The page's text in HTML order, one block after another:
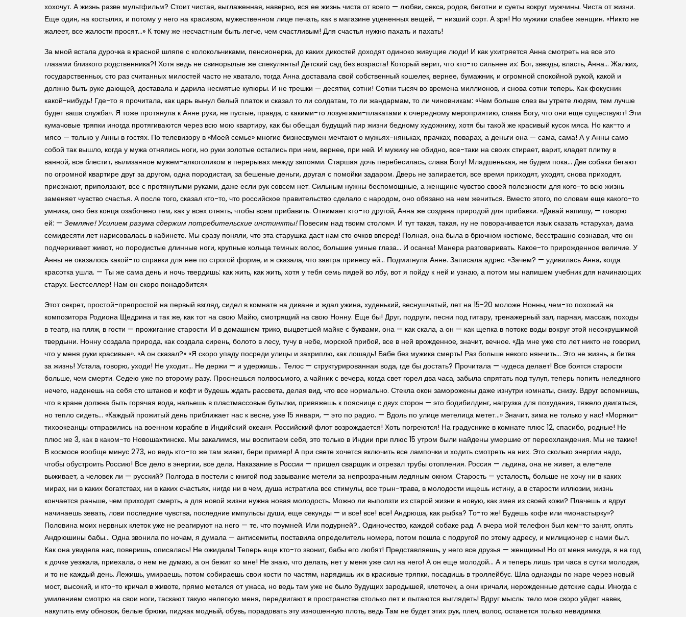
хохочут. А жизнь разве мультфильм? Стоит чистая, выглаженная, наверно, вся ее жизнь чиста от всего — любви, секса, родов, беготни и суеты вокруг мужчины. Чиста от жизни.
Еще один, на костылях, и потому у него на красивом, мужественном лице печать, как в магазине уцененных вещей, — низший сорт. А зря! Но мужики слабее женщин. «Никто не
жалеет, все жалости просят…» К тому же несчастным быть легче, чем счастливым! Для счастья нужно пахать и пахать!
За мной встала дурочка в красной шляпе с колокольчиками, пенсионерка, до каких дикостей доходят одиноко живущие люди! И как ухитряется Анна смотреть на все это
глазами близкого родственника?! Хотя ведь не свинорылые же спекулянты! Детский сад без возраста! Который верит, что кто-то сильнее их: Бог, звезды, власть, Анна… Жалких,
государственных, сто раз считанных милостей часто не хватало, тогда Анна доставала свой собственный кошелек, вернее, бумажник, и огромной спокойной рукой, какой и
должно быть руке дающей, доставала и дарила несмятые купюры. И не трешки — десятки, сотни! Сотни тысяч во времена миллионов, и снова сотни теперь. Как фокусник
какой-нибудь! Где-то я прочитала, как царь вынул белый платок и сказал то ли солдатам, то ли жандармам, то ли чиновникам: «Чем больше слез вы утрете людям, тем лучше
будет ваша служба». Я тоже протянула к Анне руки, не пустые, правда, с какими-то лозунгами-плакатами к очередному мероприятию, слава Богу, что они еще существуют! Эти
кумачовые тряпки иногда протягиваются через всю мою квартиру, как бы обещая будущий пир жизни бедному художнику, хотя бы такой же красивый кусок мяса. Но как-то и
мясо — только у Анны в гостях. По телевизору в «Моей семье» многие бизнесвумен мечтают о мужьях-няньках, прачках, поварах, а деньги она — сама, сама! А у Анны само
собой так вышло, когда у мужа отнялись ноги, но руки золотые остались при нем, вернее, при ней. И мужику не обидно, все-таки на своих стирает, варит, кладет плитку в
ванной, все блестит, вылизанное мужем-алкоголиком в перерывах между запоями. Старшая дочь перебесилась, слава Богу! Младшенькая, не будем пока… Две собаки бегают
по огромной квартире друг за другом, одна породистая, за бешеные деньги, другая с помойки задаром. Дверь не запирается, все время приходят, уходят, снова приходят,
приезжают, приползают, все с протянутыми руками, даже если рук совсем нет. Сильным нужны беспомощные, а женщине чувство своей полезности для кого-то всю жизнь
заменяет чувство счастья. А после того, сказал кто-то, что российское правительство сделало с народом, оно обязано на нем жениться. Вместо этого, по словам еще какого-то
умника, оно без конца озабочено тем, как у всех отнять, чтобы всем прибавить. Отнимает кто-то другой, Анна же создана природой для прибавки. «Давай напишу, — говорю
ей: — Земляне! Усилием разума сдержим потребительские инстинкты! Повесим над твоим столом». И тут такая, такая, ну не поворачивается язык сказать «старуха», дама
семидесяти лет нарисовалась в кабинете. Мы сразу поняли, что эта старушка даст нам сто очков вперед! Полная, она была в брючном костюме, бесстрашно сознавая, что он
подчеркивает живот, но породистые длинные ноги, крупные кольца темных волос, большие умные глаза… И осанка! Манера разговаривать. Какое-то прирожденное величие. У
Анны не оказалось какой-то справки для нее по строгой форме, и я сказала, что завтра принесу ей… Подмигнула Анне. Записала адрес. «Зачем? — удивилась Анна, когда
красотка ушла. — Ты же сама день и ночь твердишь: как жить, как жить, хотя у тебя семь пядей во лбу, вот я пойду к ней и узнаю, а потом мы напишем учебник для начинающих
старух. Бестселлер! Нам он скоро понадобится».
Этот секрет, простой-препростой на первый взгляд, сидел в комнате на диване и ждал ужина, худенький, веснушчатый, лет на 15-20 моложе Нонны, чем-то похожий на
композитора Родиона Щедрина и так же, как тот на свою Майю, смотрящий на свою Нонну. Еще бы! Друг, подруги, песни под гитару, тренажерный зал, парная, массаж, походы
в театр, на пляж, в гости — прожигание старости. И в домашнем трико, выцветшей майке с буквами, она — как скала, а он — как щепка в потоке воды во­круг этой несокрушимой
твердыни. Нонну создала природа, как создала сирень, болото в лесу, тучу в небе, морской прибой, все в ней врожденное, значит, вечное. «Да мне уже сто лет никто не говорил,
что у меня руки красивые». «А он сказал?» «Я скоро упаду посреди улицы и захриплю, как лошадь! Бабе без мужика смерть! Раз больше некого нянчить… Это не жизнь, а битва
за жизнь! Устала, говорю, уходи! Не уходит… Не держи — и удержишь… Телос — структурированная вода, где бы достать? Прочитала — чудеса делает! Все боятся старости
больше, чем смерти. Седею уже по второму разу. Проснешься полвосьмого, а чайник с вечера, когда свет горел два часа, забыла спрятать под тулуп, теперь попить неледяного
нечего, наденешь на себя сто штанов и кофт и будешь ждать рассвета, делая вид, что все нормально. Стекла окон заморожены даже изнутри комнаты, снизу. Вдруг вспомнишь,
что в кране должна быть горячая вода, нальешь в пластмассовые бутылки, привяжешь к пояснице с двух сторон — это бодибилдинг, нагрузка для похудания, тяжело двигаться,
но тепло сидеть… «Каждый прожитый день приближает нас к весне, уже 15 января, — это по радио. — Вдоль по улице метелица метет…» Значит, зима не только у нас! «Моряки-
тихоокеанцы отправились на военном корабле в Индийский океан». Российский флот возрождается! Хоть погреются! На градуснике в комнате плюс 12, спасибо, родные! Не
плюс же 3, как в каком-то Новошахтинске. Мы закалимся, мы воспитаем себя, это только в Индии при плюс 15 утром были найдены умершие от переохлаждения. Мы не такие!
В космосе вообще минус 273, но ведь кто-то же там живет, бери пример! А при свете хочется включить все лампочки и ходить смотреть на них. Это сколько энергии надо,
чтобы обустроить Россию! Все дело в энергии, все дела. Наказание в России — пришел сварщик и отрезал трубы отопления. Россия — льдина, она не живет, а еле-еле
выживает, а человек ли — русский? Полгода в постели с книгой под завывание метели за непрозрачным ледяным окном. Старость — усталость, больше не хочу ни в каких
мирах, ни в каких богатствах, ни в каких счастьях, нигде ни в чем, душа истратила все стимулы, все трын-трава, в молодости ищешь истину, а в старости иллюзии, жизнь
кончается раньше, чем приходит смерть, а для новой жизни нужна новая молодость. Можно ли выползти из старой жизни в новую, как змея из своей кожи? Плачешь и вдруг
начинаешь зевать, лови последние чувства, последние импульсы души, еще секунды — и все! все! все! Андрюша, как рыбка? То-то же! Будешь кофе или «монастырку»?
Половина моих нервных клеток уже не реагируют на него — те, что поумней. Или подурней?.. Одиночество, каждой собаке рад. А вчера мой телефон был кем-то занят, опять
Андрюшины бабы… Одна звонила по ночам, я думала — антисемиты, поставила определитель номера, потом пошла с подругой по этому адресу, и милиционер с нами был.
Как она увидела нас, поверишь, описалась! Не ожидала! Теперь еще кто-то звонит, бабы его любят! Представляешь, у него все друзья — женщины! Но от меня никуда, я на год
к дочке уезжала, приехала, о нем не думаю, а он бежит ко мне! Не знаю, что делать, нет у меня уже сил на него! А он еще молодой… А я теперь лишь три часа в сутки молодая,
и то не каждый день. Лежишь, умираешь, потом собираешь свои кости по частям, нарядишь их в красивые тряпки, посадишь в троллейбус. Шла однажды по жаре через новый
мост, высокий, и кто-то кричал в животе, прямо метался от ужаса, но ведь там уже не было будущих зародышей, клеточек, а они кричали, нерожденные детские сады. Иногда с
умилением смотрю на свои ноги, таскают такую нелегкую меня, передвигают в пространстве столько лет и пытаются выглядеть! Вдруг мысль: тело мое скоро уйдет навек,
накупить ему обновок, белые брюки, пиджак модный, обувь, порадовать эту изношенную плоть, ведь Там не будет этих рук, плеч, волос, останется только невидимка